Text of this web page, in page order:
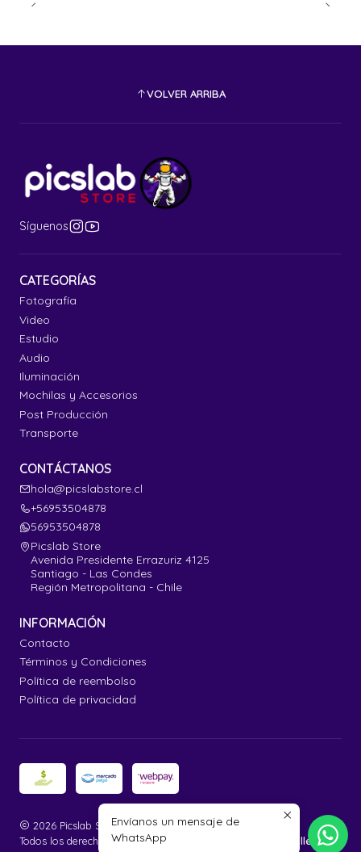
VOLVER ARRIBA
Síguenos
CATEGORÍAS
Fotografía
Video
Estudio
Audio
Iluminación
Mochilas y Accesorios
Post Producción
Transporte
CONTÁCTANOS
hola@picslabstore.cl
+56953504878
56953504878
Picslab Store
Avenida Presidente Errazuriz 4125
Santiago - Las Condes
Región Metropolitana - Chile
INFORMACIÓN
Contacto
Términos y Condiciones
Política de reembolso
Política de privacidad
2026 Picslab Store.
Todos los derechos reservados.
Desarrollado por Jumpseller .
Envíanos un mensaje de
WhatsApp